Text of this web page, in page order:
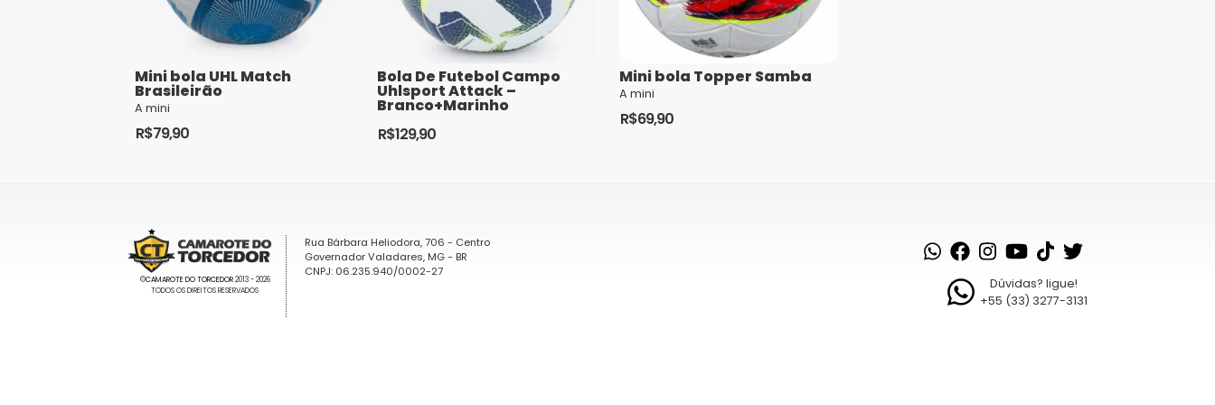
comentários são processados
Mini bola UHL Match
Brasileirão
A mini
R$79,90
Bola De Futebol Campo
Uhlsport Attack –
Branco+Marinho
R$129,90
Mini bola Topper Samba
A mini
R$69,90
Rua Bárbara Heliodora, 706 - Centro
Governador Valadares, MG - BR
CNPJ: 06.235.940/0002-27
Dúvidas? ligue!
+55 (33) 3277-3131
©CAMAROTE DO TORCEDOR2013 - 2026
TODOS OS DIREITOS RESERVADOS